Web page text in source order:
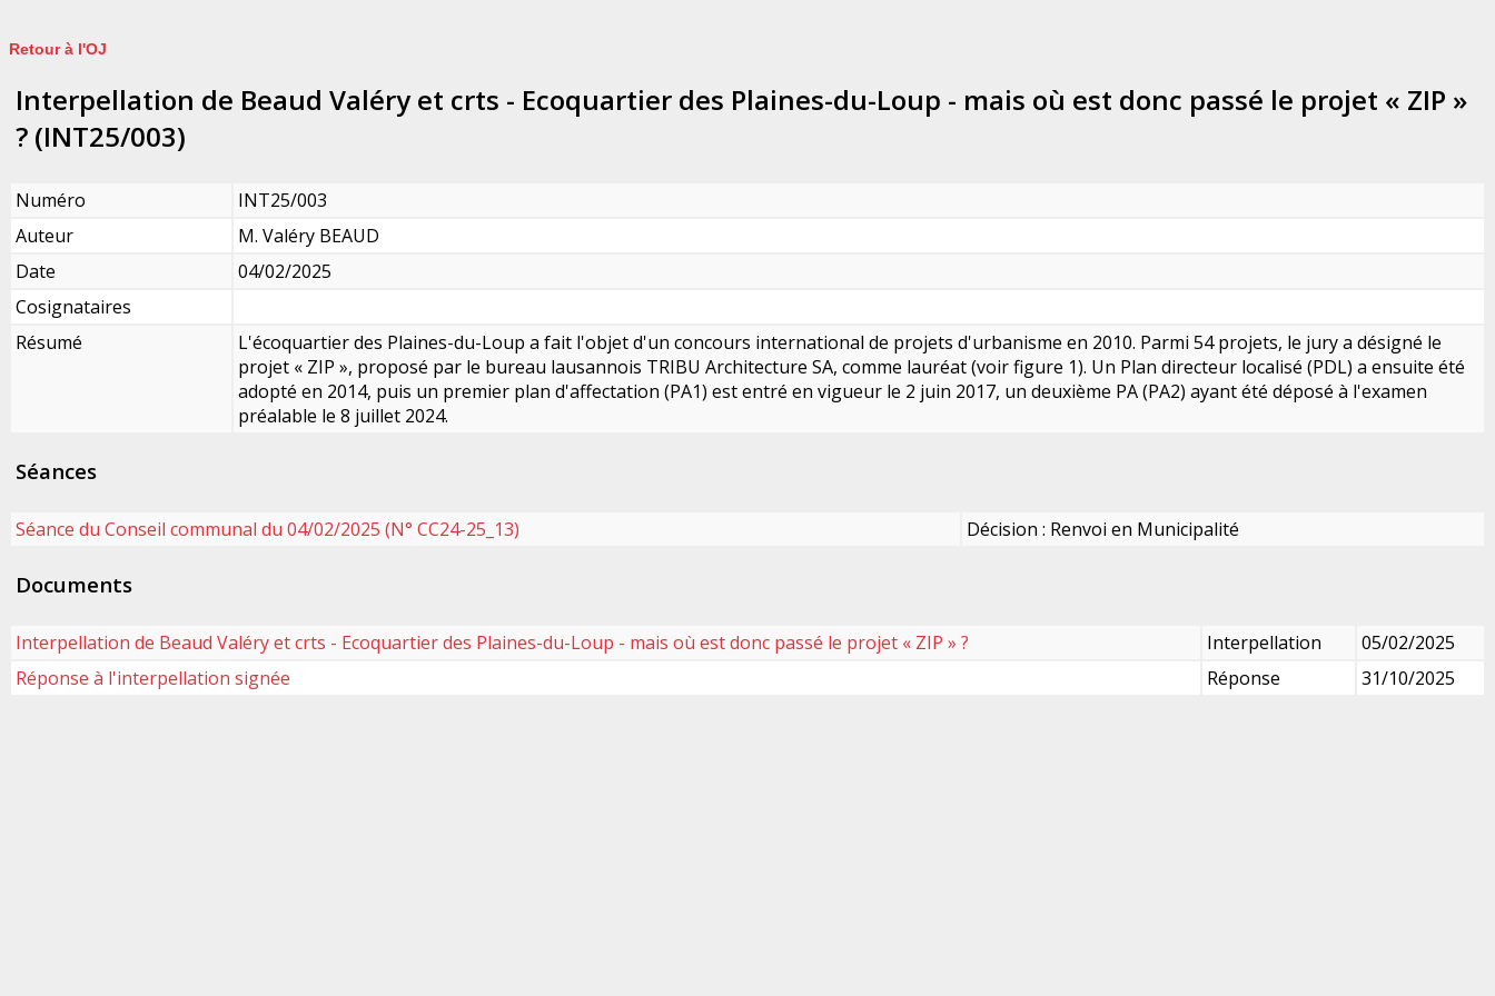
Retour à l'OJ
Interpellation de Beaud Valéry et crts - Ecoquartier des Plaines-du-Loup - mais où est donc passé le projet « ZIP »
? (INT25/003)
Numéro
INT25/003
Auteur
M. Valéry BEAUD
Date
04/02/2025
Cosignataires
Résumé
L'écoquartier des Plaines-du-Loup a fait l'objet d'un concours international de projets d'urbanisme en 2010. Parmi 54 projets, le jury a désigné le
projet « ZIP », proposé par le bureau lausannois TRIBU Architecture SA, comme lauréat (voir figure 1). Un Plan directeur localisé (PDL) a ensuite été
adopté en 2014, puis un premier plan d'affectation (PA1) est entré en vigueur le 2 juin 2017, un deuxième PA (PA2) ayant été déposé à l'examen
préalable le 8 juillet 2024.
Séances
Séance du Conseil communal du 04/02/2025 (N° CC24-25_13) Décision : Renvoi en Municipalité
Documents
Interpellation de Beaud Valéry et crts - Ecoquartier des Plaines-du-Loup - mais où est donc passé le projet « ZIP » ? Interpellation
05/02/2025
Réponse à l'interpellation signée
Réponse 31/10/2025